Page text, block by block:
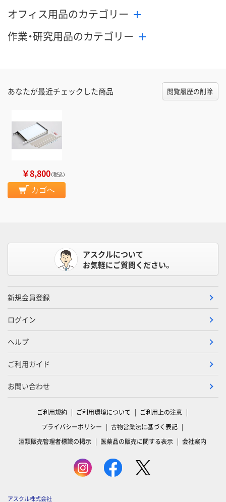
オフィス用品のカテゴリー
作業・研究用品のカテゴリー
あなたが最近チェックした商品 閲覧履歴の削除
￥8,800（税込）
カゴへ
アスクルについて
お気軽にご質問ください。
新規会員登録
ログイン
ヘルプ
ご利用ガイド
お問い合わせ
ご利用規約 ご利用環境について
ご利用上の注意
プライバシーポリシー
古物営業法に基づく表記
酒類販売管理者標識の掲示
医薬品の販売に関する表示 会社案内
アスクル株式会社